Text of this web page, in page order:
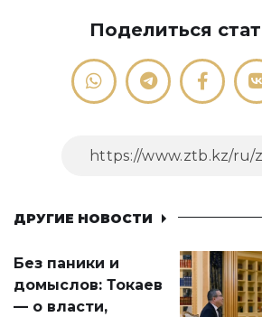
Поделиться
ДРУГИЕ НОВОСТИ
Без паники и
домыслов: Токаев
— о власти,